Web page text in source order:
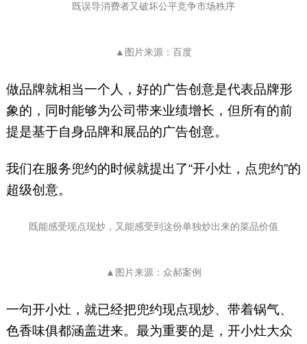
既误导消费者又破坏公平竞争市场秩序
▲图片来源：百度
做品牌就相当一个人，好的广告创意是代表品牌形
象的，同时能够为公司带来业绩增长，但所有的前
提是基于自身品牌和展品的广告创意。
我们在服务兜约的时候就提出了“开小灶，点兜约”的
超级创意。
既能感受现点现炒， 又能感受到这份单独炒出来的菜品价值
▲图片来源：众郝案例
一句开小灶，就已经把兜约现点现炒、带着锅气、
色香味俱都涵盖进来。最为重要的是，开小灶大众